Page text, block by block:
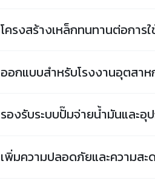
โครงสร้างเหล็กทนทานต่อการ
ออกแบบสำหรับโรงงานอุตสา
รองรับระบบปั๊มจ่ายน้ำมันและ
เพิ่มความปลอดภัยและความสะ